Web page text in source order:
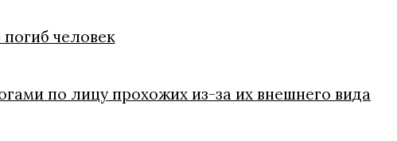
человек
по лицу прохожих из-за их внешнего вида